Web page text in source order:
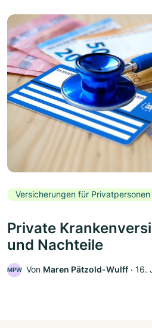
Versicherungen für Privatpersonen
Private
und Nachteile
MPW Von Maren Pätzold-Wulff ‧ 16.